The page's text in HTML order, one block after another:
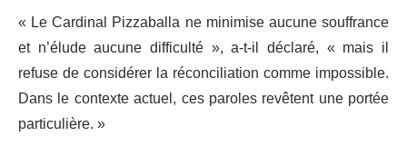
« Le Cardinal Pizzaballa ne minimise aucune souffrance
et n’élude aucune difficulté », a-t-il déclaré, « mais il
refuse de considérer la réconciliation comme impossible.
Dans le contexte actuel, ces paroles revêtent une portée
particulière. »